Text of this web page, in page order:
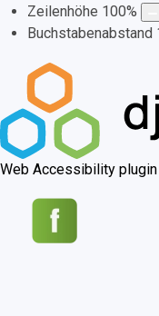
Zeilenhöhe 100%
Buchstabenabstand
Web Accessibility plugin